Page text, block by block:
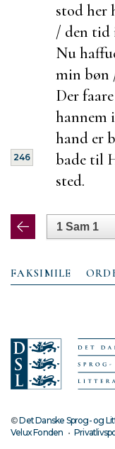
stod her
/ den tid
Nu
min bøn
Der
hannem
hand er
bade til
246
sted.
FAKSIMILE
©Det Danske Sprog- og
Velux Fonden •